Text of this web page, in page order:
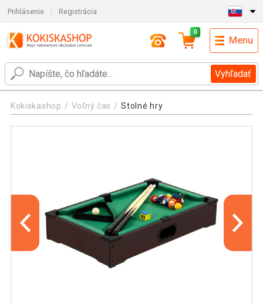
Prihlásenie Registrácia
Vyhľadať
0
Menu
Kokiskashop Voľný čas Stolné hry